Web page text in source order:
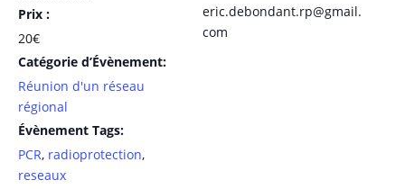
Prix :
20€
Catégorie d’Évènement:
Réunion d'un réseau
régional
Évènement Tags:
PCR, radioprotection,
reseaux
eric.debondant.rp@gmail.
com